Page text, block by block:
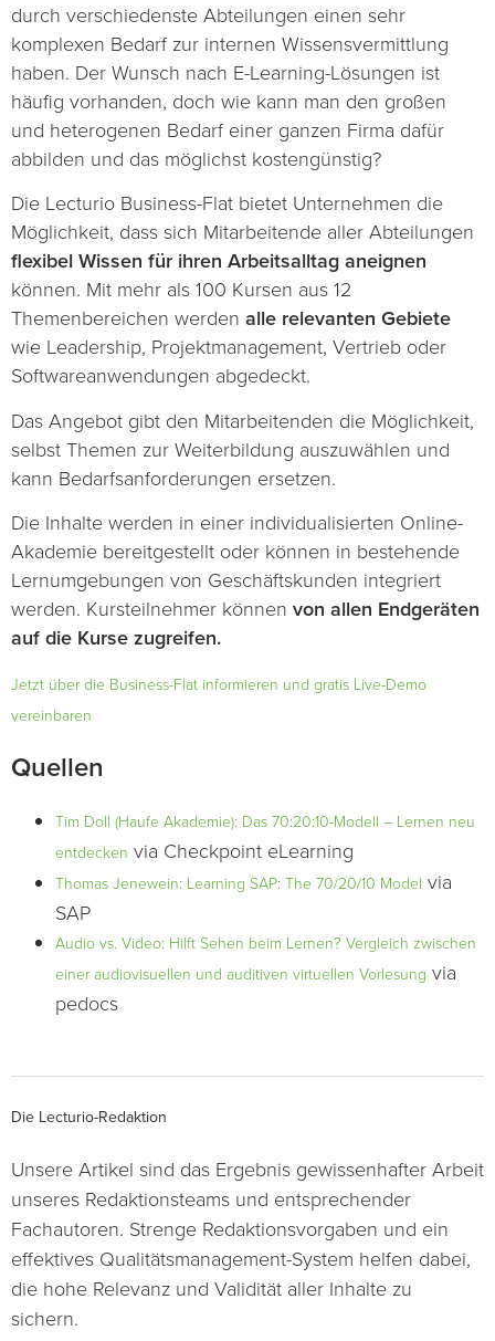
durch verschiedenste Abteilungen einen sehr
komplexen Bedarf zur internen Wissensvermittlung
haben. Der Wunsch nach E-Learning-Lösungen ist
häufig vorhanden, doch wie kann man den großen
und heterogenen Bedarf einer ganzen Firma dafür
abbilden und das möglichst kostengünstig?
Die Lecturio Business-Flat bietet Unternehmen die
Möglichkeit, dass sich Mitarbeitende aller Abteilungen
flexibel Wissen für ihren Arbeitsalltag aneignen
können. Mit mehr als 100 Kursen aus 12
Themenbereichen werden alle relevanten Gebiete
wie Leadership, Projektmanagement, Vertrieb oder
Softwareanwendungen abgedeckt.
Das Angebot gibt den Mitarbeitenden die Möglichkeit,
selbst Themen zur Weiterbildung auszuwählen und
kann Bedarfsanforderungen ersetzen.
Die Inhalte werden in einer individualisierten Online-
Akademie bereitgestellt oder können in bestehende
Lernumgebungen von Geschäftskunden integriert
werden. Kursteilnehmer können von allen Endgeräten
auf die Kurse zugreifen.
Jetzt über die Business-Flat informieren und gratis Live-Demo
vereinbaren
Quellen
Tim Doll (Haufe Akademie): Das 70:20:10-Modell – Lernen neu
entdecken via Checkpoint eLearning
Thomas Jenewein: Learning SAP: The 70/20/10 Model via
SAP
Audio vs. Video: Hilft Sehen beim Lernen? Vergleich zwischen
einer audiovisuellen und auditiven virtuellen Vorlesung via
pedocs
Die Lecturio-Redaktion
Unsere Artikel sind das Ergebnis gewissenhafter Arbeit
unseres Redaktionsteams und entsprechender
Fachautoren. Strenge Redaktionsvorgaben und ein
effektives Qualitätsmanagement-System helfen dabei,
die hohe Relevanz und Validität aller Inhalte zu
sichern.